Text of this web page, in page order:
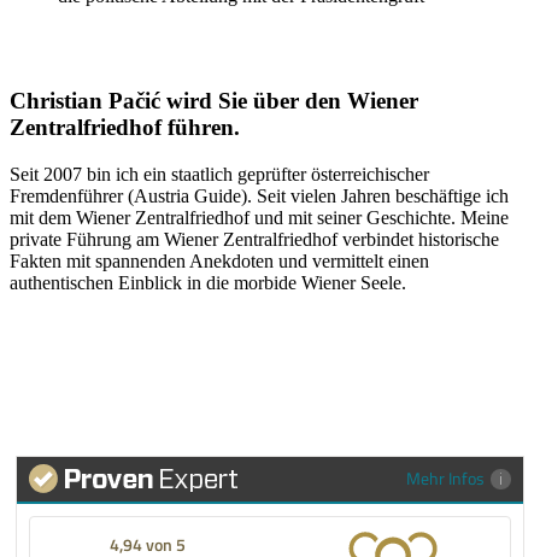
Christian Pačić wird Sie über den Wiener
Zentralfriedhof führen.
Seit 2007 bin ich ein staatlich geprüfter österreichischer
Fremdenführer (Austria Guide). Seit vielen Jahren beschäftige ich
mit dem Wiener Zentralfriedhof und mit seiner Geschichte. Meine
private Führung am Wiener Zentralfriedhof verbindet historische
Fakten mit spannenden Anekdoten und vermittelt einen
authentischen Einblick in die morbide Wiener Seele.
Mehr Infos
4,94 von 5